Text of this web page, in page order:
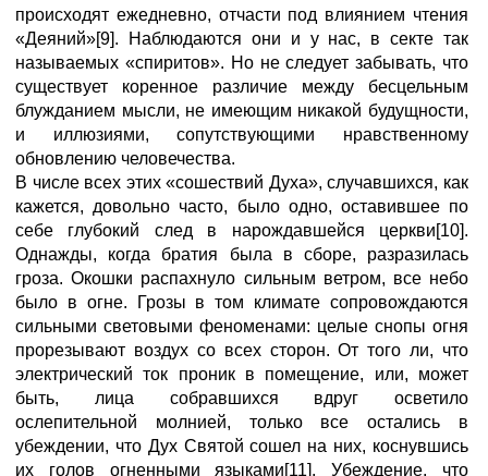
происходят ежедневно, отчасти под влиянием чтения
«Деяний»[9]. Наблюдаются они и у нас, в секте так
называемых «спиритов». Но не следует забывать, что
существует коренное различие между бесцельным
блужданием мысли, не имеющим никакой будущности,
и иллюзиями, сопутствующими нравственному
обновлению человечества.
В числе всех этих «сошествий Духа», случавшихся, как
кажется, довольно часто, было одно, оставившее по
себе глубокий след в нарождавшейся церкви[10].
Однажды, когда братия была в сборе, разразилась
гроза. Окошки распахнуло сильным ветром, все небо
было в огне. Грозы в том климате сопровождаются
сильными световыми феноменами: целые снопы огня
прорезывают воздух со всех сторон. От того ли, что
электрический ток проник в помещение, или, может
быть, лица собравшихся вдруг осветило
ослепительной молнией, только все остались в
убеждении, что Дух Святой сошел на них, коснувшись
их голов огненными языками[11]. Убеждение, что